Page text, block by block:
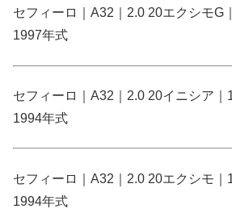
セフィーロ｜A32｜2.0 20エクシモG
1997年式
セフィーロ｜A32｜2.0 20イニシア｜
1994年式
セフィーロ｜A32｜2.0 20エクシモ｜
1994年式